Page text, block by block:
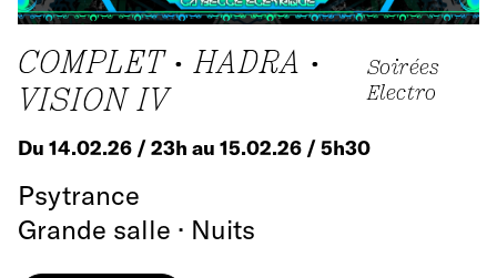
COMPLET • HADRA •
VISION IV
Soirées
Electro
Du 14.02.26 / 23h au 15.02.26 / 5h30
Psytrance
Grande salle · Nuits